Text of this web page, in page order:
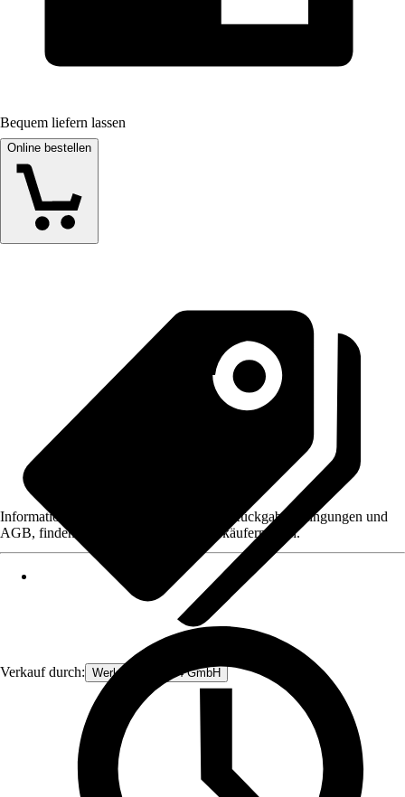
Bequem liefern lassen
Online bestellen
Verkauf durch: Werkzeugstore24 GmbH
Informationen des Verkäufers, wie z. B. Rückgabebedingungen und
AGB, finden Sie bei Klick auf den Verkäufernamen.